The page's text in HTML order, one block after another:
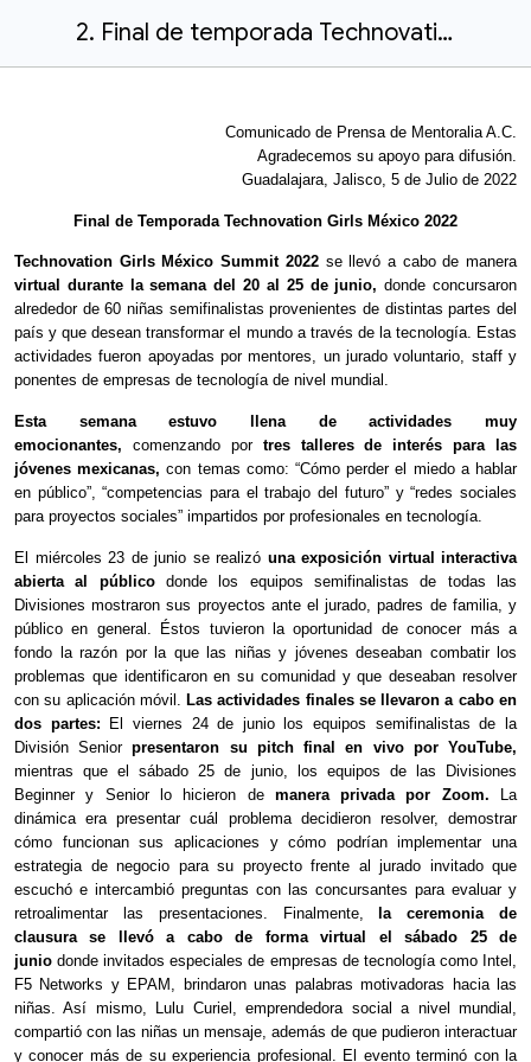
2. Final de temporada Technovation Girls México 2022
Comunicado de Prensa de Mentoralia A.C.
Agradecemos su apoyo para difusión.
Guadalajara, Jalisco, 5 de Julio de 2022
Final de Temporada Technovation Girls México 2022
Technovation Girls México Summit 2022se llevó a cabo de manera
virtual durante la semana del 20 al 25 de junio, donde concursaron
alrededor de 60 niñas semifinalistas provenientes de distintas partes del
país y que desean transformar el mundo a través de la tecnología. Estas
actividades fueron apoyadas por mentores, un jurado voluntario, staff y
ponentes de empresas de tecnología de nivel mundial.
Esta semana estuvo llena de actividades muy
emocionantes, comenzando por tres talleres de interés para las
jóvenes mexicanas, con temas como: “Cómo perder el miedo a hablar
en público”, “competencias para el trabajo del futuro” y “redes sociales
para proyectos sociales” impartidos por profesionales en tecnología.
El miércoles 23 de junio se realizó una exposición virtual interactiva
abierta al públicodonde los equipos semifinalistas de todas las
Divisiones mostraron sus proyectos ante el jurado, padres de familia, y
público en general. Éstos tuvieron la oportunidad de conocer más a
fondo la razón por la que las niñas y jóvenes deseaban combatir los
problemas que identificaron en su comunidad y que deseaban resolver
con su aplicación móvil.Las actividades finales se llevaron a cabo en
dos partes: El viernes 24 de junio los equipos semifinalistas de la
División Seniorpresentaron su pitch final en vivo por YouTube,
mientras que el sábado 25 de junio, los equipos de las Divisiones
Beginner y Senior lo hicieron de manera privada por Zoom. La
dinámica era presentar cuál problema decidieron resolver, demostrar
cómo funcionan sus aplicaciones y cómo podrían implementar una
estrategia de negocio para su proyecto frente al jurado invitado que
escuchó e intercambió preguntas con las concursantes para evaluar y
retroalimentar las presentaciones. Finalmente,la ceremonia de
clausura se llevó a cabo de forma virtual el sábado 25 de
junio donde invitados especiales de empresas de tecnología como Intel,
F5 Networks y EPAM, brindaron unas palabras motivadoras hacia las
niñas. Así mismo, Lulu Curiel, emprendedora social a nivel mundial,
compartió con las niñas un mensaje, además de que pudieron interactuar
y conocer más de su experiencia profesional. El evento terminó con la